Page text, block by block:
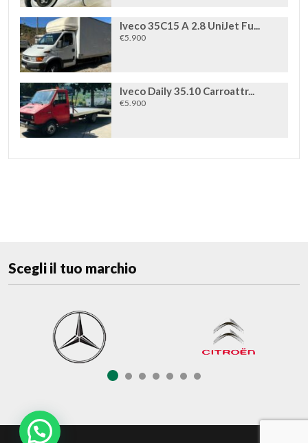
Iveco 35C15 A 2.8 UniJet Fu...
€5.900
Iveco Daily 35.10 Carroattr...
€5.900
Scegli il tuo marchio